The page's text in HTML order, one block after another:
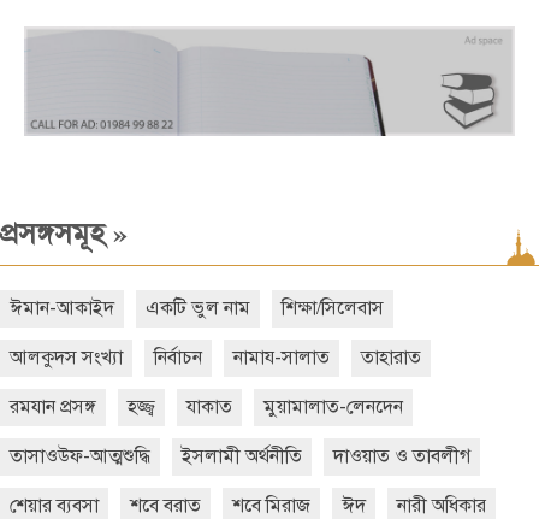
প্রসঙ্গসমূহ»
ঈমান-আকাইদ একটি ভুল নাম শিক্ষা/সিলেবাস
আলকুদস সংখ্যা নির্বাচন নামায-সালাত তাহারাত
রমযান প্রসঙ্গ হজ্জ্ব যাকাত মুয়ামালাত-লেনদেন
তাসাওউফ-আত্মশুদ্ধি ইসলামী অর্থনীতি দাওয়াত ও তাবলীগ
শেয়ার ব্যবসা শবে বরাত শবে মিরাজ ঈদ নারী অধিকার